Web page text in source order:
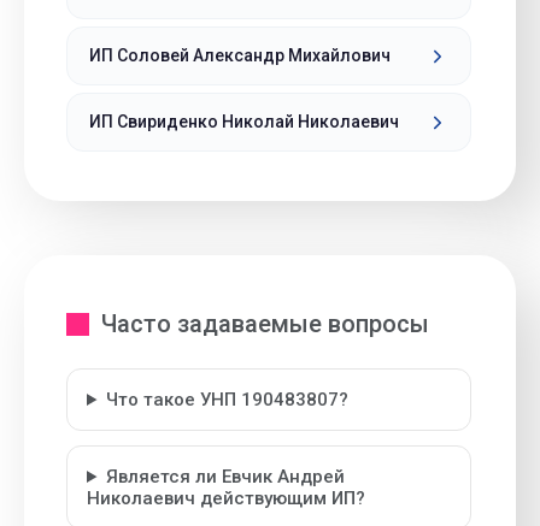
ИП Соловей Александр Михайлович
ИП Свириденко Николай Николаевич
Часто задаваемые вопросы
Что такое УНП 190483807?
Является ли Евчик Андрей
Николаевич действующим ИП?